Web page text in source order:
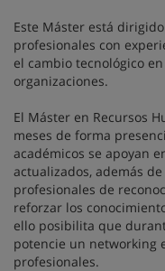
Este Máster está
profesionales con
el cambio tecnológico
organizaciones.
El Máster en Recursos
meses de forma
académicos se apoyan
actualizados, además
profesionales de
reforzar los
ello posibilita que
potencie un networking
profesionales.